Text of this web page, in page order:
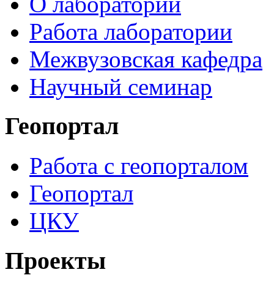
Работа лаборатории
Межвузовская кафедра
Научный семинар
Геопортал
Работа с геопорталом
Геопортал
ЦКУ
Проекты